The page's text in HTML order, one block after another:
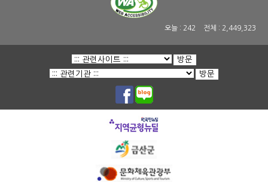
오늘 : 242 전체 : 2,449,323